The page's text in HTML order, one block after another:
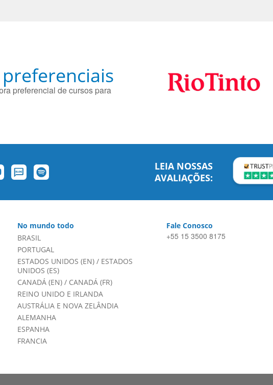
preferencial de cursos para
LEIA NOSSAS
AVALIAÇÕES:
No mundo todo
BRASIL
PORTUGAL
ESTADOS UNIDOS (EN)/ ESTADOS
UNIDOS (ES)
CANADÁ (EN)/ CANADÁ (FR)
REINO UNIDO E IRLANDA
AUSTRÁLIA E NOVA ZELÂNDIA
ALEMANHA
ESPANHA
FRANCIA
Fale Conosco
+55 15 3500 8175